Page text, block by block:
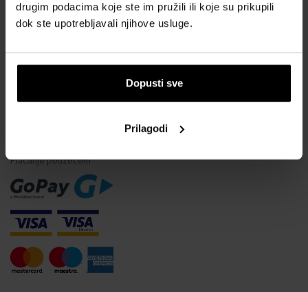
drugim podacima koje ste im pružili ili koje su prikupili
dok ste upotrebljavali njihove usluge.
Dopusti sve
Prilagodi
Često postavljana pitanja
Samo originalna roba
Odustajanje od ugovora
Promjena pristanka za kolačiće
Plaćanje pouzećem